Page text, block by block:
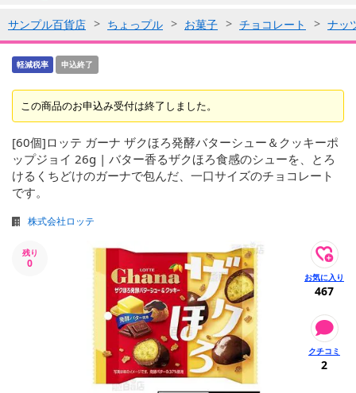
サンプル百貨店 ちょっプル お菓子 チョコレート ナッ
軽減税率 申込終了
この商品のお申込み受付は終了しました。
[60個]ロッテ ガーナ ザクほろ発酵バターシュー＆クッキーポ
ップジョイ 26g | バター香るザクほろ食感のシューを、とろ
けるくちどけのガーナで包んだ、一口サイズのチョコレート
です。
株式会社ロッテ
残り
0
467
2